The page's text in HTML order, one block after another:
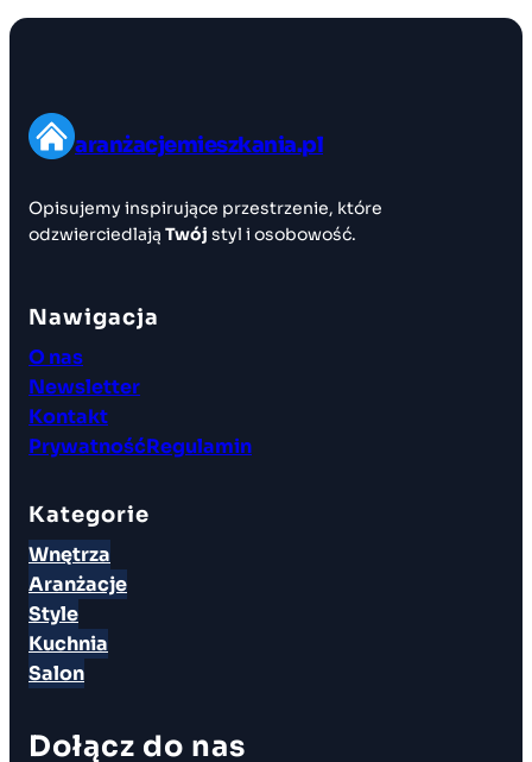
aranżacjemieszkania.pl
Opisujemy inspirujące przestrzenie, które
odzwierciedlają Twój styl i osobowość.
Nawigacja
O nas
Newsletter
Kontakt
PrywatnośćRegulamin
Kategorie
Wnętrza
Aranżacje
Style
Kuchnia
Salon
Dołącz do nas